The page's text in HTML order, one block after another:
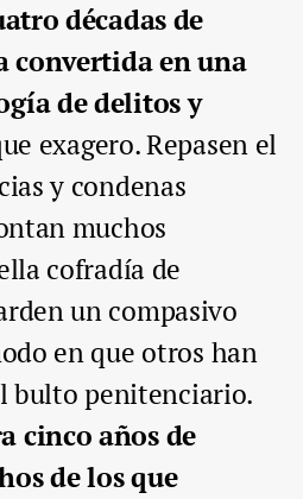
décadas de
convertida en una
de delitos y
exagero. Repasen el
y condenas
muchos
cofradía de
un compasivo
en que otros han
bulto penitenciario.
cinco años de
de los que